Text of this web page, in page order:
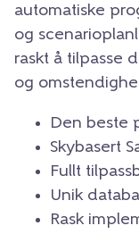
automatiske
og
raskt å tilpasse
og
Den beste
Skybasert
Fullt
Unik
Rask